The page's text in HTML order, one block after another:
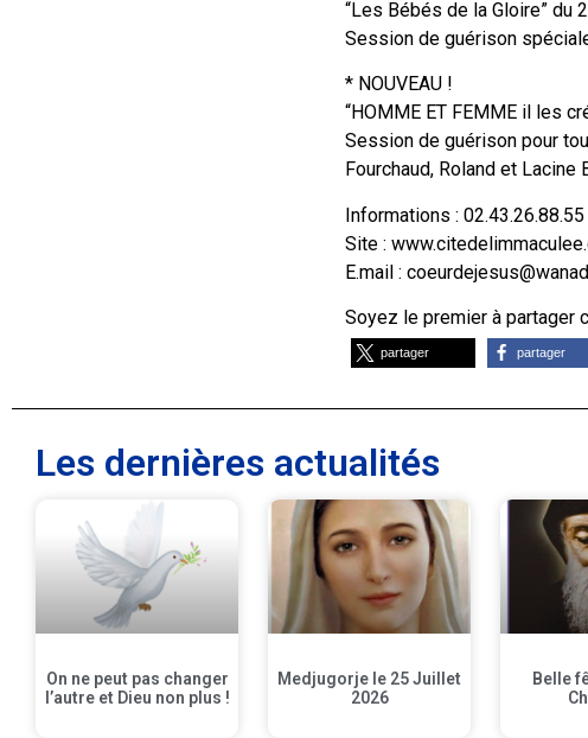
“Les Bébés de la Gloire” du
Session de guérison
* NOUVEAU !
“HOMME ET FEMME il les
Session de guérison pour
Fourchaud, Roland et
Informations :
Site :
E.mail :
Soyez le premier à partager
partager partager
Les dernières actualités
On ne peut pas changer
l’autre et Dieu non plus !
Medjugorje le 25 Juillet
2026
Belle